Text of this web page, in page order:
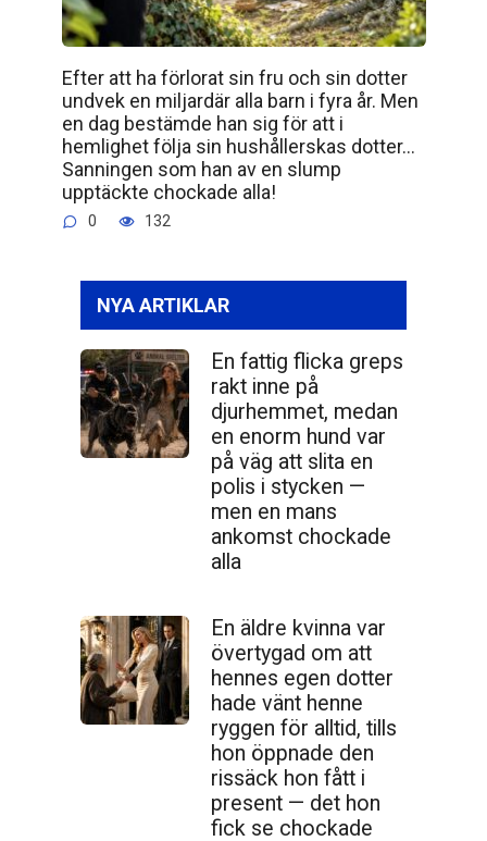
Efter att ha förlorat sin fru och sin dotter
undvek en miljardär alla barn i fyra år. Men
en dag bestämde han sig för att i
hemlighet följa sin hushållerskas dotter…
Sanningen som han av en slump
upptäckte chockade alla!
0 132
NYA ARTIKLAR
En fattig flicka greps
rakt inne på
djurhemmet, medan
en enorm hund var
på väg att slita en
polis i stycken —
men en mans
ankomst chockade
alla
En äldre kvinna var
övertygad om att
hennes egen dotter
hade vänt henne
ryggen för alltid, tills
hon öppnade den
ris­säck hon fått i
present — det hon
fick se chockade